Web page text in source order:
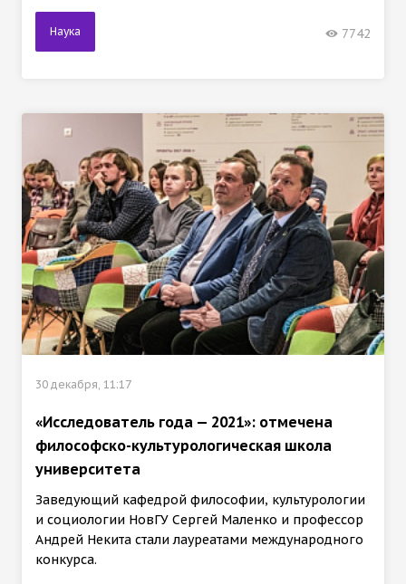
Наука 7742
30 декабря, 11:17
«Исследователь года — 2021»: отмечена
философско-культурологическая школа
университета
Заведующий кафедрой философии, культурологии
и социологии НовГУ Сергей Маленко и профессор
Андрей Некита стали лауреатами международного
конкурса.